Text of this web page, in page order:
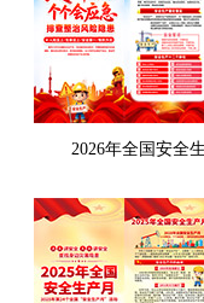
2026年全国安全